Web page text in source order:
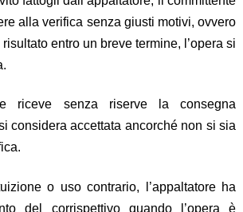
alla verifica senza giusti motivi, ovvero
entro un breve termine, l’opera si
riceve senza riserve la consegna
considera accettata ancorché non si sia
o uso contrario, l’appaltatore ha
del corrispettivo quando l’opera è